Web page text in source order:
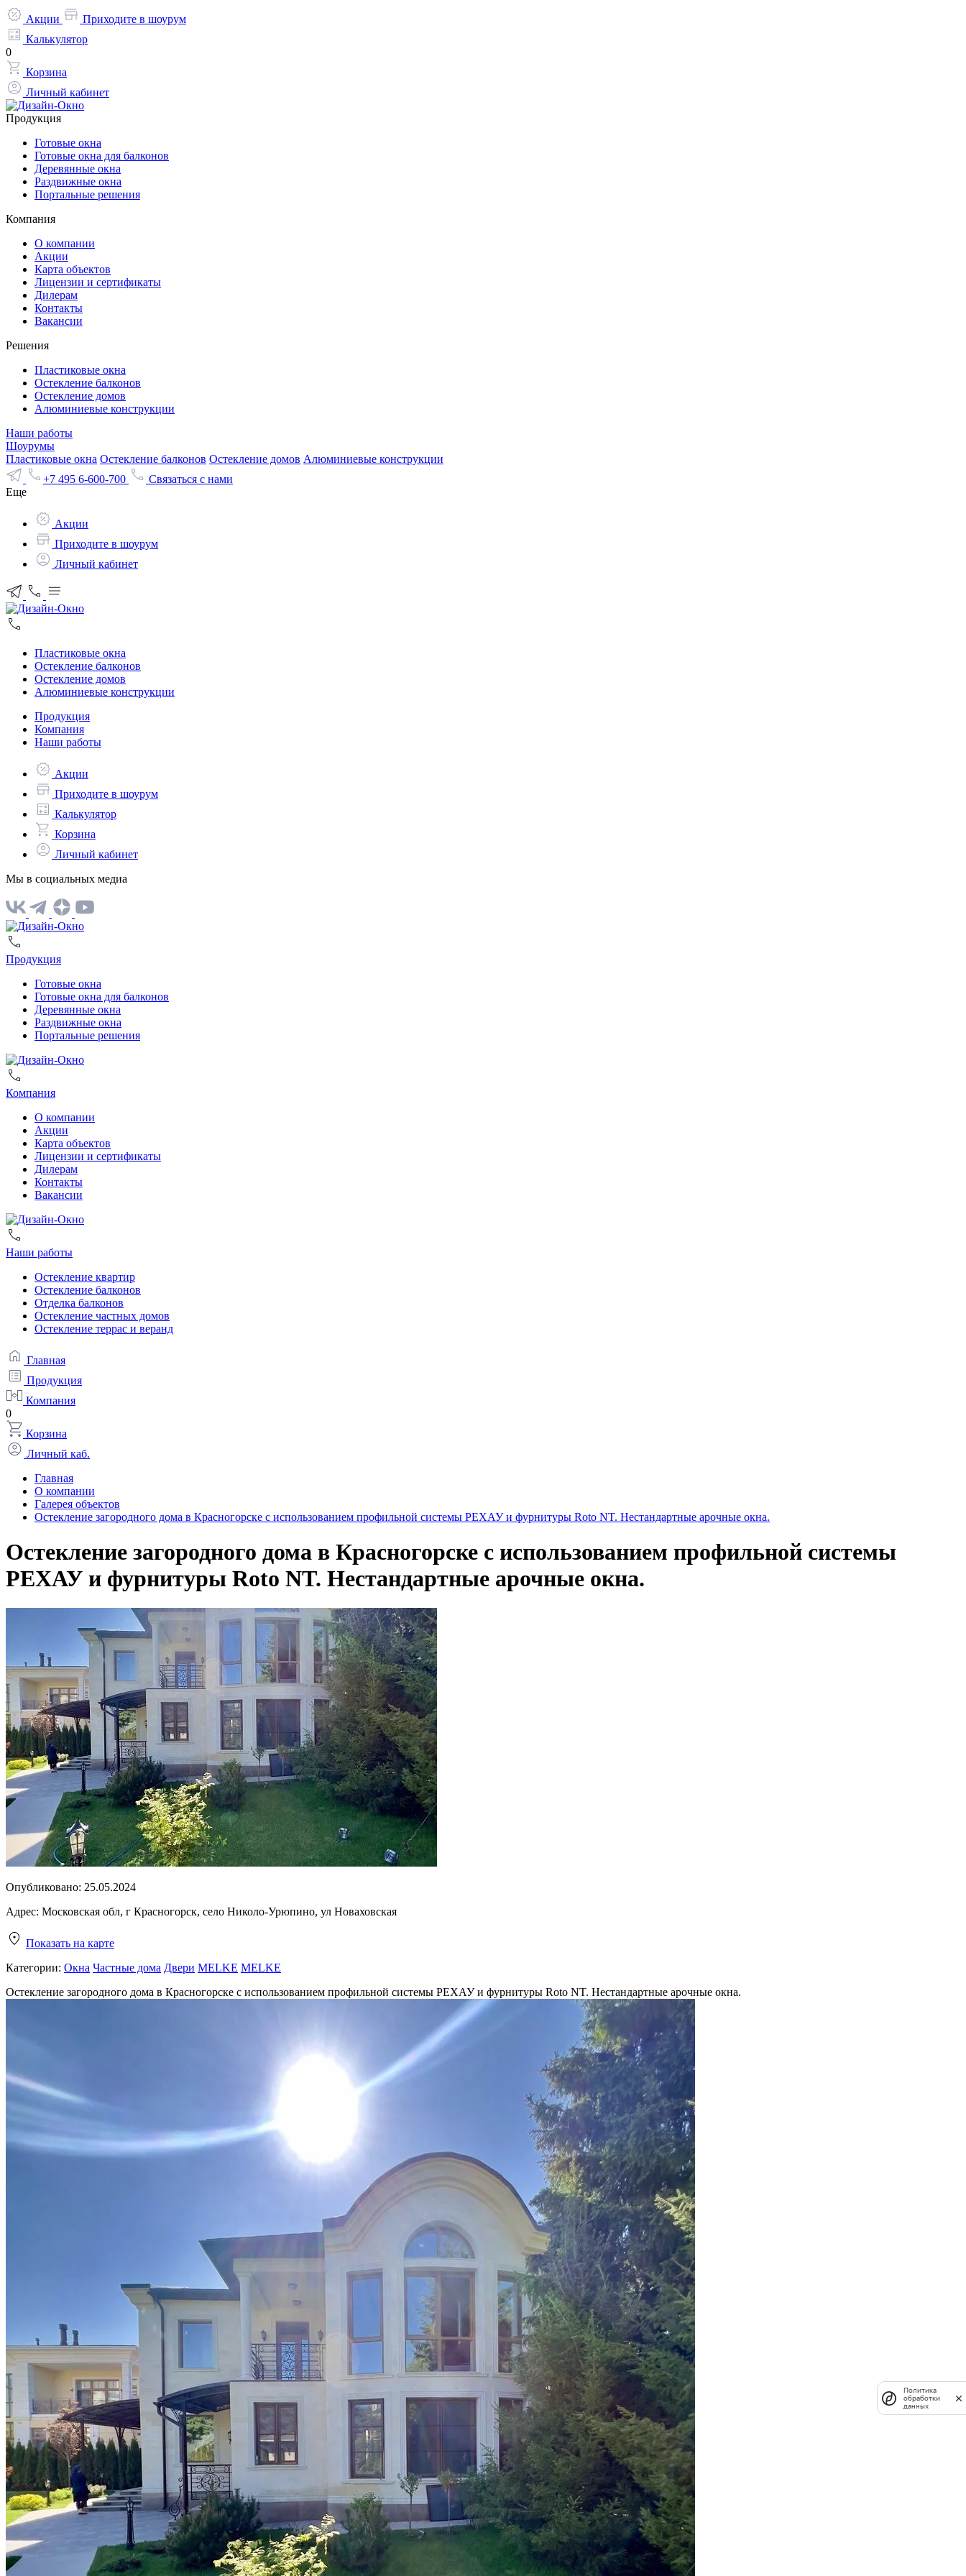
Акции
Приходите в шоурум
Калькулятор
0
Корзина
Личный кабинет
Продукция
Готовые окна
Готовые окна для балконов
Деревянные окна
Раздвижные окна
Портальные решения
Компания
О компании
Акции
Карта объектов
Лицензии и сертификаты
Дилерам
Контакты
Вакансии
Решения
Пластиковые окна
Остекление балконов
Остекление домов
Алюминиевые конструкции
Наши работы
Шоурумы
Пластиковые окна Остекление балконов Остекление домов Алюминиевые конструкции
+7 495 6-600-700
Связаться с нами
Еще
Акции
Приходите в шоурум
Личный кабинет
Пластиковые окна
Остекление балконов
Остекление домов
Алюминиевые конструкции
Продукция
Компания
Наши работы
Акции
Приходите в шоурум
Калькулятор
Корзина
Личный кабинет
Мы в социальных медиа
Продукция
Готовые окна
Готовые окна для балконов
Деревянные окна
Раздвижные окна
Портальные решения
Компания
О компании
Акции
Карта объектов
Лицензии и сертификаты
Дилерам
Контакты
Вакансии
Наши работы
Остекление квартир
Остекление балконов
Отделка балконов
Остекление частных домов
Остекление террас и веранд
Главная
Продукция
Компания
0
Корзина
Личный каб.
Главная
О компании
Галерея объектов
Остекление загородного дома в Красногорске с использованием профильной системы РЕХАУ и фурнитуры Roto NT. Нестандартные арочные окна.
Остекление загородного дома в Красногорске с использованием профильной системы
РЕХАУ и фурнитуры Roto NT. Нестандартные арочные окна.
Опубликовано: 25.05.2024
Адрес: Московская обл, г Красногорск, село Николо-Урюпино, ул Новаховская
Показать на карте
Категории: Окна Частные дома Двери MELKE MELKE
Остекление загородного дома в Красногорске с использованием профильной системы РЕХАУ и фурнитуры Roto NT. Нестандартные арочные окна.
Политика
обработки
данных